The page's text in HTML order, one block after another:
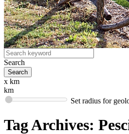
Search
x km
km
Set radius for
Tag Archives: